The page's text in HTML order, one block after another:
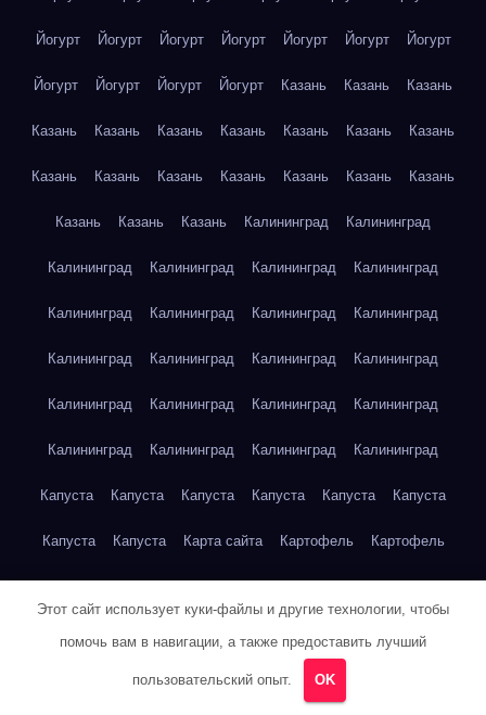
Йогурт Йогурт Йогурт Йогурт Йогурт Йогурт Йогурт
Йогурт Йогурт Йогурт Йогурт Казань Казань Казань
Казань Казань Казань Казань Казань Казань Казань
Казань Казань Казань Казань Казань Казань Казань
Казань Казань Казань Калининград Калининград
Калининград Калининград Калининград Калининград
Калининград Калининград Калининград Калининград
Калининград Калининград Калининград Калининград
Калининград Калининград Калининград Калининград
Калининград Калининград Калининград Калининград
Капуста Капуста Капуста Капуста Капуста Капуста
Капуста Капуста Карта сайта Картофель Картофель
Кейптаун
Кейптаун Кейптаун Кейптаун
Этот сайт использует куки-файлы и другие технологии, чтобы
помочь вам в навигации, а также предоставить лучший
пользовательский опыт. OK